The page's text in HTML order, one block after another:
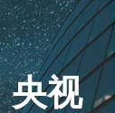
央视